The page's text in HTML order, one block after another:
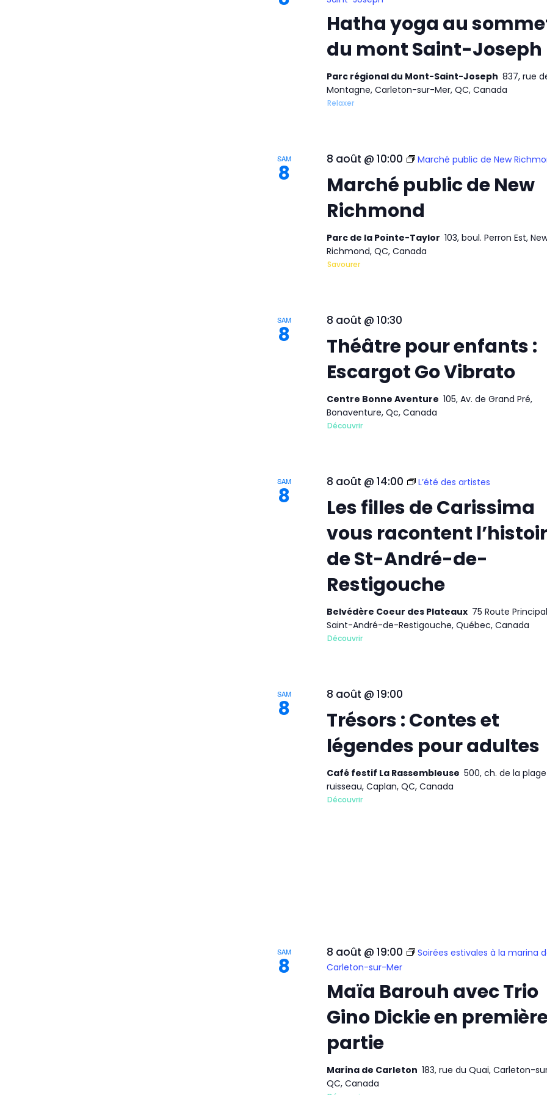
Hatha yoga au
du mont Saint-Joseph
Parc régional du Mont-Saint-Joseph 837, rue
Montagne, Carleton-sur-Mer, QC, Canada
Relaxer
SAM
8
Marché public de New
Richmond
8 août @ 10:00 Marché public de New
Parc de la Pointe-Taylor 103, boul. Perron Est,
Richmond, QC, Canada
Savourer
SAM
8
Théâtre pour enfants :
Escargot Go Vibrato
8 août @ 10:30
Centre Bonne Aventure 105, Av. de Grand Pré,
Bonaventure, Qc, Canada
Découvrir
SAM
8
Les filles de Carissima
vous racontent
de St-André-de-
Restigouche
8 août @ 14:00 L’été des artistes
Belvédère Coeur des Plateaux 75 Route
Saint-André-de-Restigouche, Québec, Canada
Découvrir
SAM
8
Trésors : Contes et
légendes pour adultes
8 août @ 19:00
Café festif La Rassembleuse 500, ch. de la
ruisseau, Caplan, QC, Canada
Découvrir
SAM
8
Maïa Barouh avec Trio
Gino Dickie en
partie
8 août @ 19:00
Soirées estivales à la marina
Carleton-sur-Mer
Marina de Carleton 183, rue du Quai, Carleton-
QC, Canada